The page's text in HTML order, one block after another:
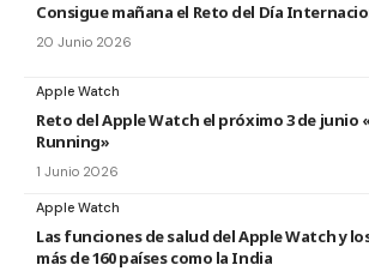
Consigue mañana el Reto del Día
20 Junio 2026
Apple Watch
Reto del Apple Watch el próximo 3 de junio
Running»
1 Junio 2026
Apple Watch
Las funciones de salud del Apple Watch y
más de 160 países como la India